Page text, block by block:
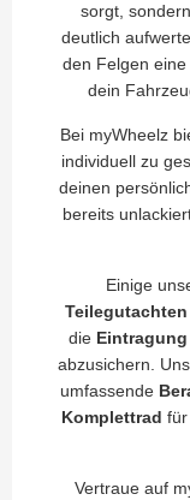
sorgt,
deutlich
den Felgen
dein
Bei myWheelz
individuell zu
deinen
bereits
Einige
die Eintragung
abzusichern.
umfassende
Komplettrad
Vertraue auf